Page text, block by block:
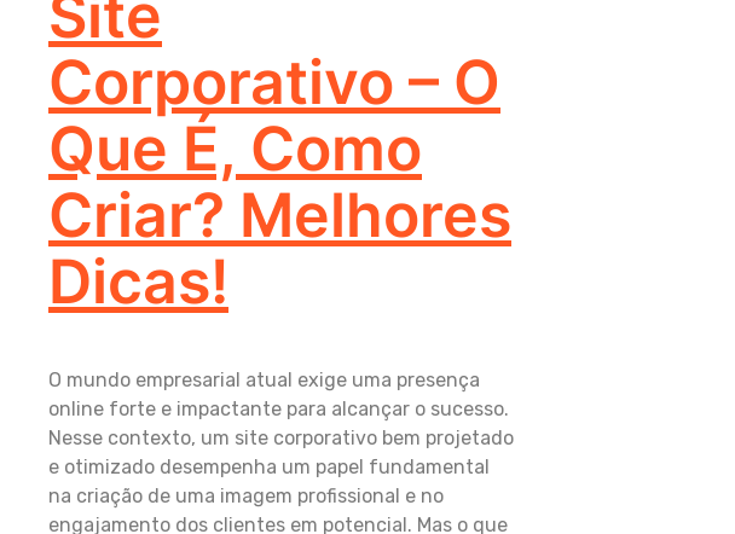
Site
Corporativo – O
Que É, Como
Criar? Melhores
Dicas!
O mundo empresarial atual exige uma presença
online forte e impactante para alcançar o sucesso.
Nesse contexto, um site corporativo bem projetado
e otimizado desempenha um papel fundamental
na criação de uma imagem profissional e no
engajamento dos clientes em potencial. Mas o que